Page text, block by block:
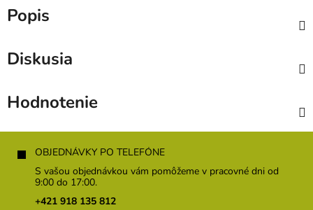
Popis
Diskusia
Hodnotenie
Z
OBJEDNÁVKY PO TELEFÓNE
S vašou objednávkou vám pomôžeme v pracovné dni od
9:00 do 17:00.
+421 918 135 812